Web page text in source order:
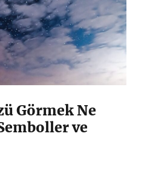
Görmek Ne
ve